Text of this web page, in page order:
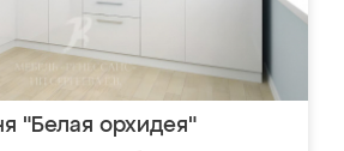
"Белая орхидея"